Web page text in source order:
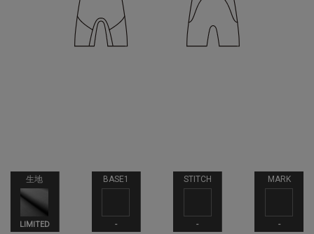
生地
LIMITED
BASE1
-
STITCH
-
MARK
-